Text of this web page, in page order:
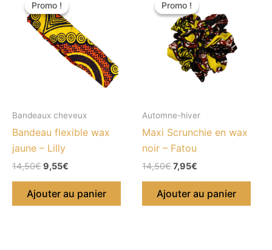
Promo !
Promo !
Bandeaux cheveux
Bandeau flexible wax
jaune – Lilly
14,50€
initial
était :
14,50€.
9,55€
actuel
est :
9,55€.
Ajouter au panier
Promo !
Promo !
Automne-hiver
Maxi Scrunchie en wax
noir – Fatou
14,50€
initial
était :
14,50€.
7,95€
actuel
est :
7,95€.
Ajouter au panier